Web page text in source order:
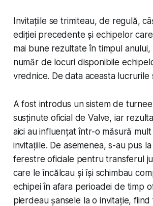
Invitațiile se trimiteau, de regulă,
ediției precedente și echipelor
mai bune rezultate în timpul
număr de locuri disponibile
vrednice. De data aceasta lucrurile
A fost introdus un sistem de turnee
susținute oficial de Valve, iar
aici au influențat într-o măsură mult
invitațiile. De asemenea, s-au pus
ferestre oficiale pentru transferul
care le încălcau și își schimbau
echipei în afara perioadei de timp
pierdeau șansele la o invitație,